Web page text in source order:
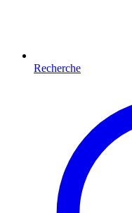
Recherche